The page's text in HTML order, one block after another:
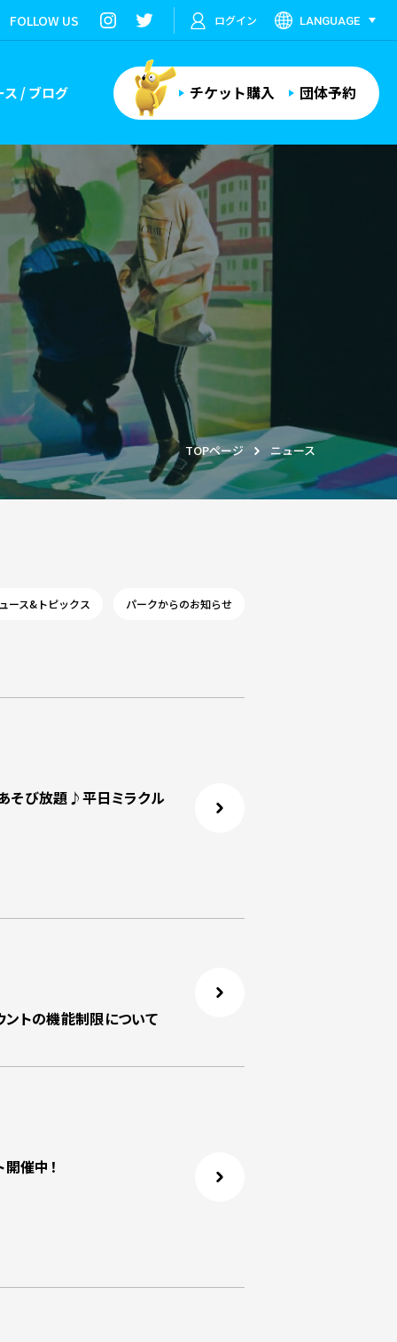
FOLLOW US ログイン LANGUAGE
ス / ブログ チケット購入 団体予約
TOPページ ニュース
ース&トピックス パークからのお知らせ
あそび放題♪平日ミラクル
ントの機能制限について
催中！